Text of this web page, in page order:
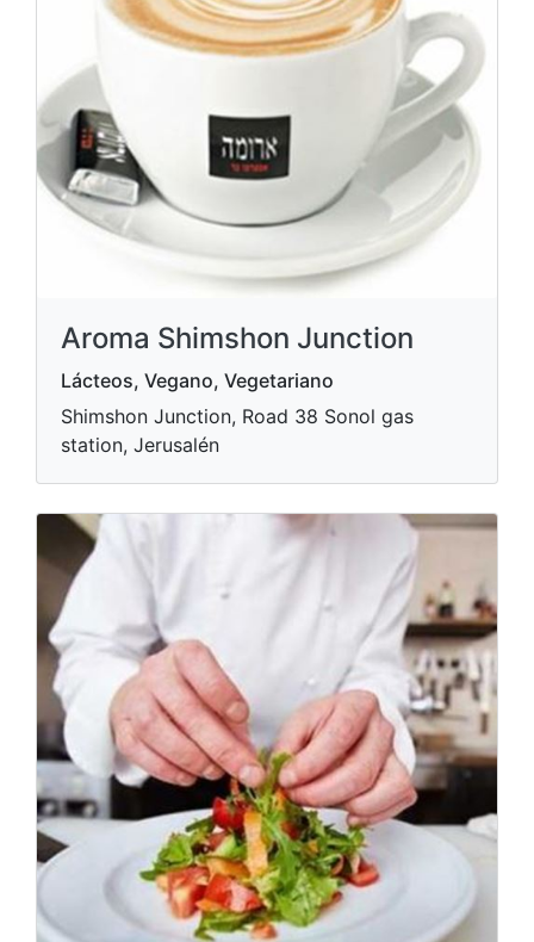
Aroma Shimshon Junction
Lácteos, Vegano, Vegetariano
Shimshon Junction, Road 38 Sonol gas
station, Jerusalén